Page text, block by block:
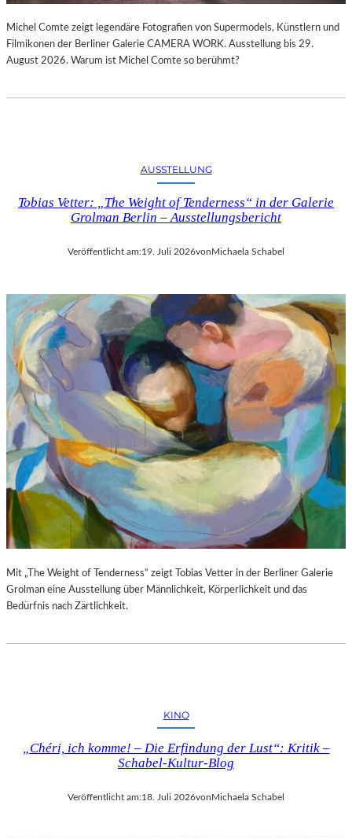
Michel Comte zeigt legendäre Fotografien von Supermodels, Künstlern und
Filmikonen der Berliner Galerie CAMERA WORK. Ausstellung bis 29.
August 2026. Warum ist Michel Comte so berühmt?
AUSSTELLUNG
Tobias Vetter: „The Weight of Tenderness“ in der Galerie
Grolman Berlin – Ausstellungsbericht
Veröffentlicht am:19. Juli 2026von Michaela Schabel
Mit „The Weight of Tenderness“ zeigt Tobias Vetter in der Berliner Galerie
Grolman eine Ausstellung über Männlichkeit, Körperlichkeit und das
Bedürfnis nach Zärtlichkeit.
KINO
„Chéri, ich komme! – Die Erfindung der Lust“: Kritik –
Schabel-Kultur-Blog
Veröffentlicht am:18. Juli 2026vonMichaela Schabel